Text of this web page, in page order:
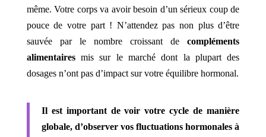
même. Votre corps va avoir besoin d’un sérieux coup de
pouce de votre part ! N’attendez pas non plus d’être
sauvée par le nombre croissant decompléments
alimentairesmis sur le marché dont la plupart des
dosages n’ont pas d’impact sur votre équilibre hormonal.
Il est important de voir votre cycle de manière
globale, d’observer vos fluctuations hormonales à